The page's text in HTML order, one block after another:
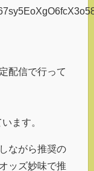
配信で行って
ます。
ながら推奨の
ッズ妙味で推